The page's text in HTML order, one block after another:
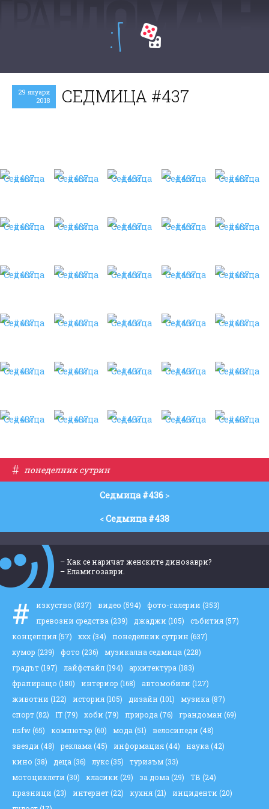
:Г
29 януари
2018
СЕДМИЦА #437
# понеделник сутрин
Седмица #436>
<Седмица #438
– Как се наричат женските динозаври?
– Еламигозаври.
# изкуство (837) видео (594) фото-галерии (353)
превозни средства (239) джаджи (105) събития(57)
концепция(57) ххх(34) понеделник сутрин (637)
хумор (239) фото (236) музикална седмица (228)
градът(197) лайфстайл(194) архитектура (183)
фрапиращо (180) интериор (168) автомобили (127)
животни (122) история(105) дизайн (101) музика (87)
спорт(82) IT(79) хоби (79) природа (76) грандоман (69)
nsfw(65) компютър (60) мода (51) велосипеди (48)
звезди (48) реклама (45) информация(44) наука (42)
кино (38) деца (36) лукс(35) туризъм(33)
мотоциклети (30) класики (29) за дома (29) ТВ (24)
празници (23) интернет(22) кухня(21) инциденти (20)